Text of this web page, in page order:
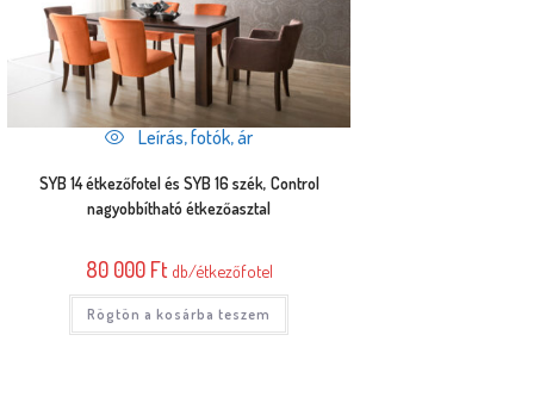
Leírás, fotók, ár
SYB 14 étkezőfotel és SYB 16 szék, Control
nagyobbítható étkezőasztal
80 000 Ftdb/étkezőfotel
Rögtön a kosárba teszem